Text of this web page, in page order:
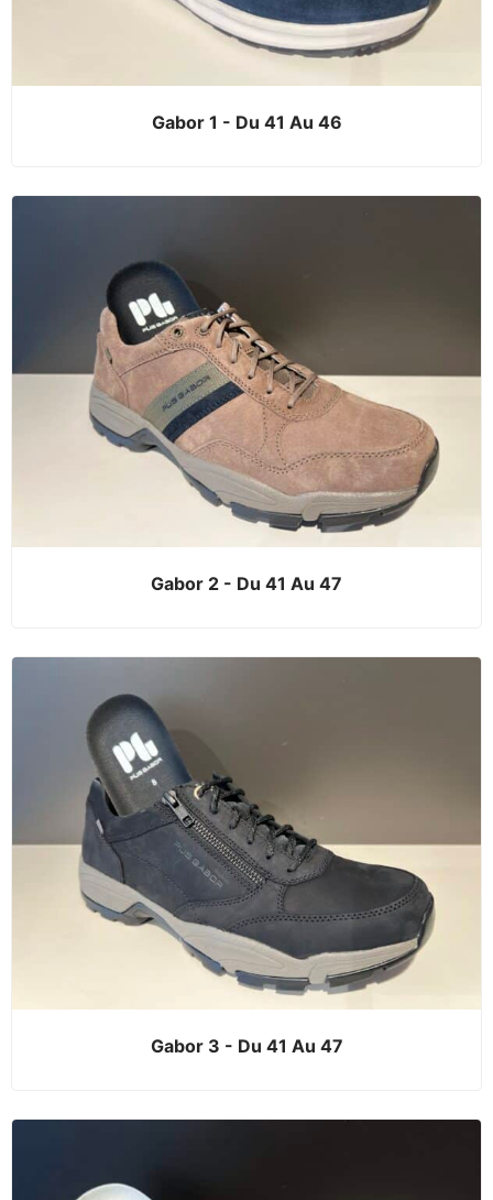
Gabor 1 - Du 41 Au 46
Gabor 2 - Du 41 Au 47
Gabor 3 - Du 41 Au 47